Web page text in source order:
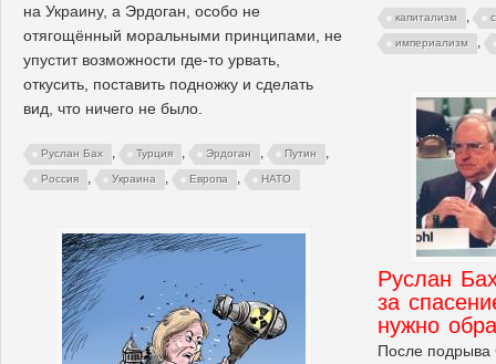
капитализм ,
империализм ,
на Украину, а Эрдоган, особо не
отягощённый моральными принципами, не
упустит возможности где-то урвать,
откусить, поставить подножку и сделать
вид, что ничего не было.
Руслан Бах , Турция , Эрдоган , Путин ,
Россия , Украина , Европа , НАТО
Руслан
за
нужно
После подрыва